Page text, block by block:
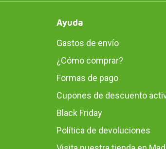
Ayuda
Gastos de envío
¿Cómo comprar?
Formas de pago
Cupones de descuento
Black Friday
Política de devoluciones